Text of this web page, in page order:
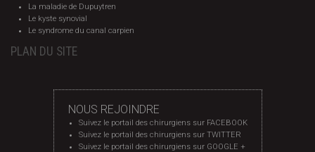
La maladie de Dupuytren
Le kyste synovial
Le syndrome du canal carpien
PLAN DU SITE
NOUS REJOINDRE
Suivez le portail des chirurgiens sur FACEBOOK
Suivez le portail des chirurgiens sur TWITTER
Suivez le portail des chirurgiens sur GOOGLE +